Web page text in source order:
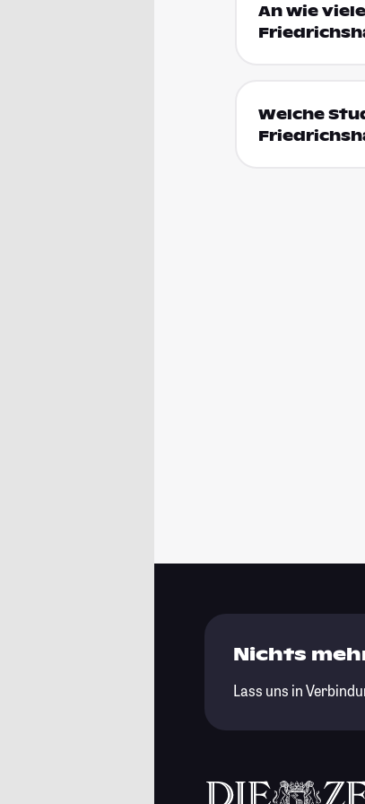
An wie
Welche
Nichts
Lass uns in